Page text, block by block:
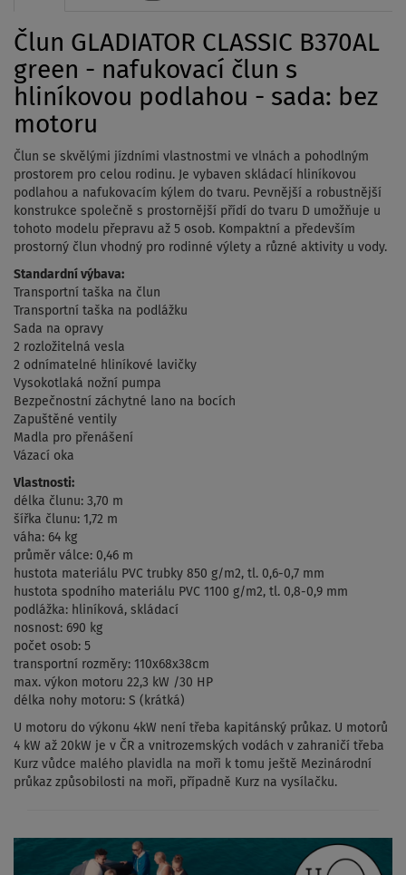
Člun GLADIATOR CLASSIC B370AL
green - nafukovací člun s
hliníkovou podlahou - sada: bez
motoru
Člun se skvělými jízdními vlastnostmi ve vlnách a pohodlným
prostorem pro celou rodinu. Je vybaven skládací hliníkovou
podlahou a nafukovacím kýlem do tvaru. Pevnější a robustnější
konstrukce společně s prostornější přídí do tvaru D umožňuje u
tohoto modelu přepravu až 5 osob. Kompaktní a především
prostorný člun vhodný pro rodinné výlety a různé aktivity u vody.
Standardní výbava:
Transportní taška na člun
Transportní taška na podlážku
Sada na opravy
2 rozložitelná vesla
2 odnímatelné hliníkové lavičky
Vysokotlaká nožní pumpa
Bezpečnostní záchytné lano na bocích
Zapuštěné ventily
Madla pro přenášení
Vázací oka
Vlastnosti:
délka člunu: 3,70 m
šířka člunu: 1,72 m
váha: 64 kg
průměr válce: 0,46 m
hustota materiálu PVC trubky 850 g/m2, tl. 0,6-0,7 mm
hustota spodního materiálu PVC 1100 g/m2, tl. 0,8-0,9 mm
podlážka: hliníková, skládací
nosnost: 690 kg
počet osob: 5
transportní rozměry: 110x68x38cm
max. výkon motoru 22,3 kW /30 HP
délka nohy motoru: S (krátká)
U motoru do výkonu 4kW není třeba kapitánský průkaz. U motorů
4 kW až 20kW je v ČR a vnitrozemských vodách v zahraničí třeba
Kurz vůdce malého plavidla na moři k tomu ještě Mezinárodní
průkaz způsobilosti na moři, případně Kurz na vysílačku.